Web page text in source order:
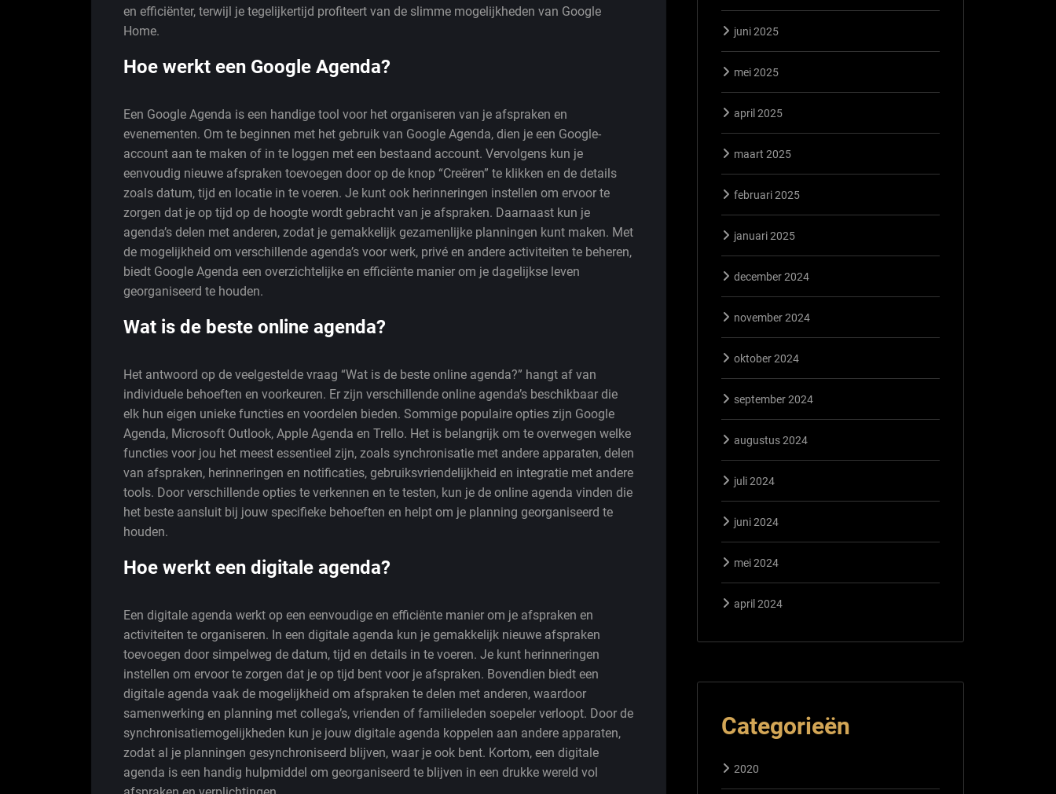
en efficiënter, terwijl je tegelijkertijd profiteert van de slimme mogelijkheden van Google
Home.
Hoe werkt een Google Agenda?
Een Google Agenda is een handige tool voor het organiseren van je afspraken en
evenementen. Om te beginnen met het gebruik van Google Agenda, dien je een Google-
account aan te maken of in te loggen met een bestaand account. Vervolgens kun je
eenvoudig nieuwe afspraken toevoegen door op de knop “Creëren” te klikken en de details
zoals datum, tijd en locatie in te voeren. Je kunt ook herinneringen instellen om ervoor te
zorgen dat je op tijd op de hoogte wordt gebracht van je afspraken. Daarnaast kun je
agenda’s delen met anderen, zodat je gemakkelijk gezamenlijke planningen kunt maken. Met
de mogelijkheid om verschillende agenda’s voor werk, privé en andere activiteiten te beheren,
biedt Google Agenda een overzichtelijke en efficiënte manier om je dagelijkse leven
georganiseerd te houden.
Wat is de beste online agenda?
Het antwoord op de veelgestelde vraag “Wat is de beste online agenda?” hangt af van
individuele behoeften en voorkeuren. Er zijn verschillende online agenda’s beschikbaar die
elk hun eigen unieke functies en voordelen bieden. Sommige populaire opties zijn Google
Agenda, Microsoft Outlook, Apple Agenda en Trello. Het is belangrijk om te overwegen welke
functies voor jou het meest essentieel zijn, zoals synchronisatie met andere apparaten, delen
van afspraken, herinneringen en notificaties, gebruiksvriendelijkheid en integratie met andere
tools. Door verschillende opties te verkennen en te testen, kun je de online agenda vinden die
het beste aansluit bij jouw specifieke behoeften en helpt om je planning georganiseerd te
houden.
Hoe werkt een digitale agenda?
Een digitale agenda werkt op een eenvoudige en efficiënte manier om je afspraken en
activiteiten te organiseren. In een digitale agenda kun je gemakkelijk nieuwe afspraken
toevoegen door simpelweg de datum, tijd en details in te voeren. Je kunt herinneringen
instellen om ervoor te zorgen dat je op tijd bent voor je afspraken. Bovendien biedt een
digitale agenda vaak de mogelijkheid om afspraken te delen met anderen, waardoor
samenwerking en planning met collega’s, vrienden of familieleden soepeler verloopt. Door de
synchronisatiemogelijkheden kun je jouw digitale agenda koppelen aan andere apparaten,
zodat al je planningen gesynchroniseerd blijven, waar je ook bent. Kortom, een digitale
agenda is een handig hulpmiddel om georganiseerd te blijven in een drukke wereld vol
juni 2025
mei 2025
april 2025
maart 2025
februari 2025
januari 2025
december 2024
november 2024
oktober 2024
september 2024
augustus 2024
juli 2024
juni 2024
mei 2024
april 2024
Categorieën
2020